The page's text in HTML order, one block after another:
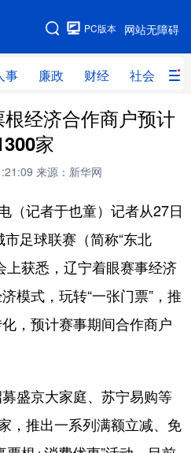
网站无障碍
PC版本
事 廉政 财经 社会 科
站地图
时政 人事
社会
直播 无人机
海南 重庆
经济合作商户预计
家
来源：新华网
记者于也童）记者从27日
足球联赛（简称“东北
上获悉，辽宁着眼赛事经济
模式，玩转“一张门票”，推
，预计赛事期间合作商户
京大家庭、苏宁易购等
，推出一系列满额立减、免